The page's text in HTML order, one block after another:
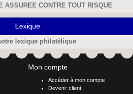
ASSUREE CONTRE TOUT RISQUE
Lexique
lexique philatélique
Mon compte
Accéder à mon compte
Devenir client